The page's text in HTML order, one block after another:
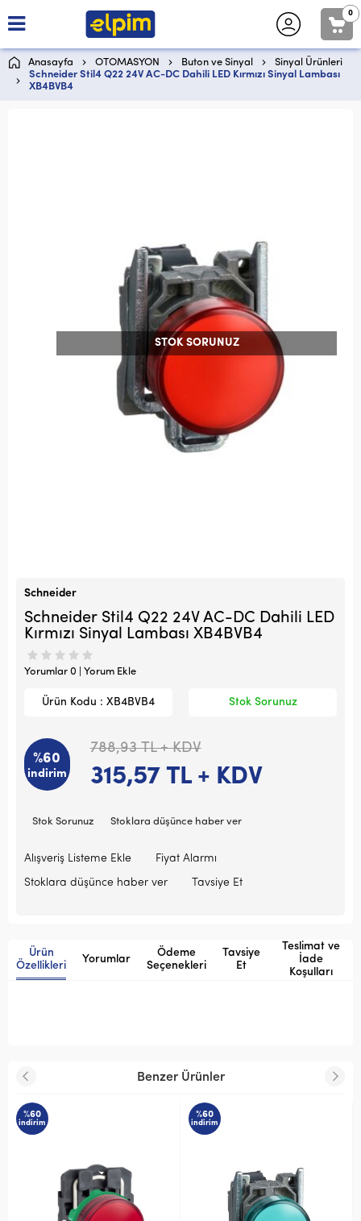
0
Anasayfa OTOMASYON Buton ve Sinyal
Sinyal Ürünleri
Schneider Stil4 Q22 24V AC-DC Dahili LED Kırmızı Sinyal Lambası
XB4BVB4
STOK SORUNUZ
Schneider
Schneider Stil4 Q22 24V AC-DC Dahili LED
Kırmızı Sinyal Lambası XB4BVB4
Yorumlar 0 | Yorum Ekle
Ürün Kodu : XB4BVB4 Stok Sorunuz
%60
indirim
788,93TL + KDV
315,57 TL + KDV
Stok Sorunuz Stoklara düşünce haber ver
Alışveriş Listeme Ekle
Fiyat Alarmı
Stoklara düşünce haber ver
Tavsiye Et
Ürün
Özellikleri
Yorumlar
Ödeme
Seçenekleri
Tavsiye
Et
Teslimat ve
İade
Koşulları
Benzer Ürünler
%60
indirim
%60
indirim